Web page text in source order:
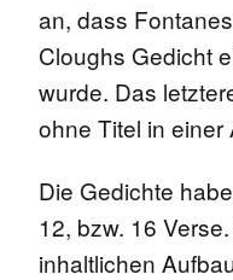
an, dass
Cloughs Gedicht
wurde. Das
ohne Titel in
Die Gedichte
12, bzw. 16
inhaltlichen